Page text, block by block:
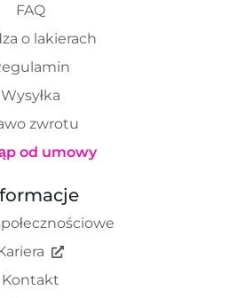
FAQ
o lakierach
Wysyłka
zwrotu
od umowy
Kontakt